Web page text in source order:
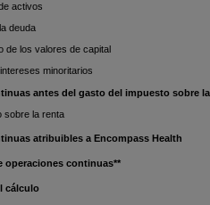
activos
deuda
de los valores de capital
minoritarios
antes del gasto del impuesto sobre
sobre la renta
atribuibles a Encompass Health
operaciones continuas**
cálculo